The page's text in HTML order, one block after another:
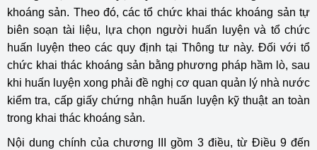
khoáng sản. Theo đó, các tổ chức khai thác khoáng sản tự
biên soạn tài liệu, lựa chọn người huấn luyện và tổ chức
huấn luyện theo các quy định tại Thông tư này. Đối với tổ
chức khai thác khoáng sản bằng phương pháp hầm lò, sau
khi huấn luyện xong phải đề nghị cơ quan quản lý nhà nước
kiểm tra, cấp giấy chứng nhận huấn luyện kỹ thuật an toàn
trong khai thác khoáng sản.
Nội dung chính của chương III gồm 3 điều, từ Điều 9 đến